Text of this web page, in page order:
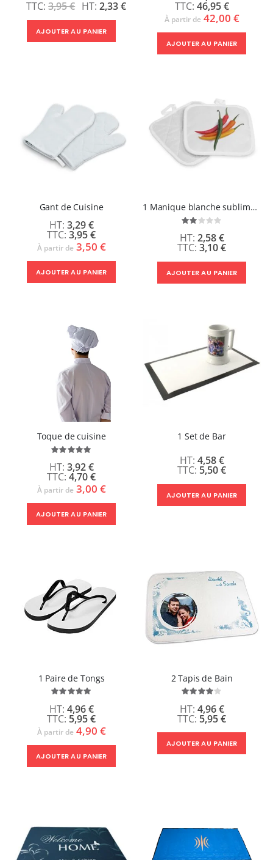
3,95 € 2,33 €
AJOUTER AU PANIER
46,95 €
À partir de 42,00 €
AJOUTER AU PANIER
Gant de Cuisine
3,95 €
3,29 €
À partir de 3,50 €
AJOUTER AU PANIER
1 Manique blanche sublimable
Évaluation:
3,10 €
2,58 €
AJOUTER AU PANIER
Toque de cuisine
Évaluation:
4,70 €
3,92 €
À partir de 3,00 €
AJOUTER AU PANIER
1 Set de Bar
5,50 €
4,58 €
AJOUTER AU PANIER
1 Paire de Tongs
Évaluation:
5,95 €
4,96 €
À partir de 4,90 €
AJOUTER AU PANIER
2 Tapis de Bain
Évaluation:
5,95 €
4,96 €
AJOUTER AU PANIER